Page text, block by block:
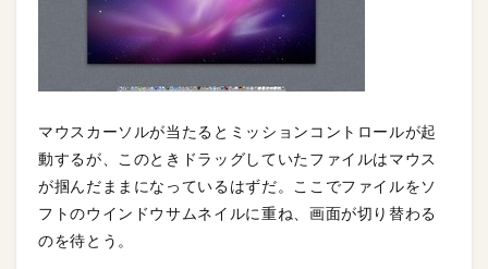
マウスカーソルが当たるとミッションコントロールが起
動するが、このときドラッグしていたファイルはマウス
が掴んだままになっているはずだ。ここでファイルをソ
フトのウインドウサムネイルに重ね、画面が切り替わる
のを待とう。